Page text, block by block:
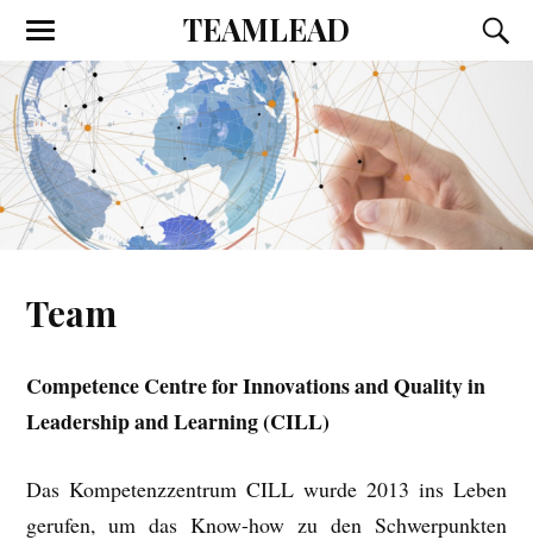
TEAMLEAD
Team
Competence Centre for Innovations and Quality in
Leadership and Learning (CILL)
Das Kompetenzzentrum CILL wurde 2013 ins Leben
gerufen, um das Know-how zu den Schwerpunkten